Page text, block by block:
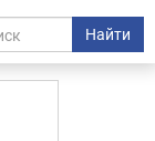
Найти